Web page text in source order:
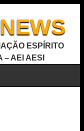
ESPÍRITO
AEI AESI